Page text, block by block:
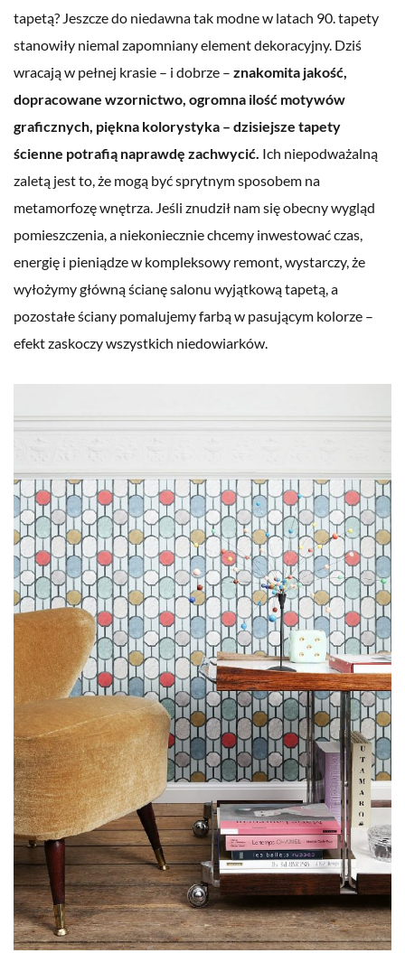
tapetą? Jeszcze do niedawna tak modne w latach 90. tapety
stanowiły niemal zapomniany element dekoracyjny. Dziś
wracają w pełnej krasie – i dobrze – znakomita jakość,
dopracowane wzornictwo, ogromna ilość motywów
graficznych, piękna kolorystyka – dzisiejsze tapety
ścienne potrafią naprawdę zachwycić. Ich niepodważalną
zaletą jest to, że mogą być sprytnym sposobem na
metamorfozę wnętrza. Jeśli znudził nam się obecny wygląd
pomieszczenia, a niekoniecznie chcemy inwestować czas,
energię i pieniądze w kompleksowy remont, wystarczy, że
wyłożymy główną ścianę salonu wyjątkową tapetą, a
pozostałe ściany pomalujemy farbą w pasującym kolorze –
efekt zaskoczy wszystkich niedowiarków.